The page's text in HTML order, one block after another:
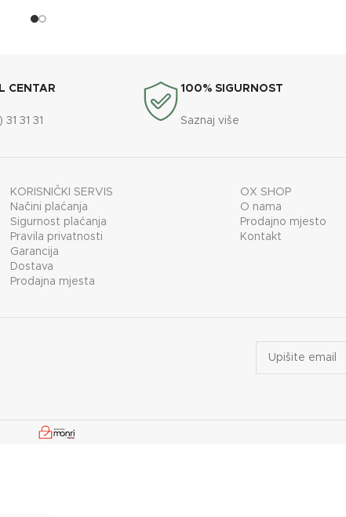
CENTAR
31 31 31
100% SIGURNOST
Saznaj više
KORISNIČKI SERVIS
Načini plaćanja
Sigurnost plaćanja
Pravila privatnosti
Garancija
Dostava
Prodajna mjesta
OX SHOP
O nama
Prodajno mjesto
Kontakt